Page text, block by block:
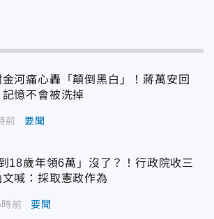
金河痛心轟「顛倒黑白」！蔣萬安回
記憶不會被洗掉
前 要聞
到18歲年領6萬」沒了？！行政院收三
文喊：採取憲政作為
前 要聞